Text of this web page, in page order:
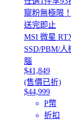
寵粉無極限
送完即止
MSI 微星
SSD/PBM/
腦
$41,849
(售價已折)
$44,999
P幣
折扣